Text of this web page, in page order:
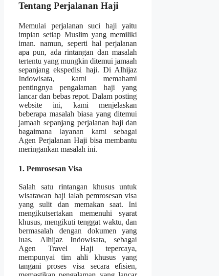
Tentang Perjalanan Haji
Memulai perjalanan suci haji yaitu
impian setiap Muslim yang memiliki
iman. namun, seperti hal perjalanan
apa pun, ada rintangan dan masalah
tertentu yang mungkin ditemui jamaah
sepanjang ekspedisi haji. Di Alhijaz
Indowisata, kami memahami
pentingnya pengalaman haji yang
lancar dan bebas repot. Dalam posting
website ini, kami menjelaskan
beberapa masalah biasa yang ditemui
jamaah sepanjang perjalanan haji dan
bagaimana layanan kami sebagai
Agen Perjalanan Haji bisa membantu
meringankan masalah ini.
1. Pemrosesan Visa
Salah satu rintangan khusus untuk
wisatawan haji ialah pemrosesan visa
yang sulit dan memakan saat. Ini
mengikutsertakan memenuhi syarat
khusus, mengikuti tenggat waktu, dan
bermasalah dengan dokumen yang
luas. Alhijaz Indowisata, sebagai
Agen Travel Haji tepercaya,
mempunyai tim ahli khusus yang
tangani proses visa secara efisien,